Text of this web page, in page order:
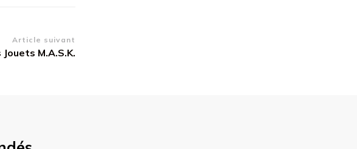
Article suivant
Jouets M.A.S.K.